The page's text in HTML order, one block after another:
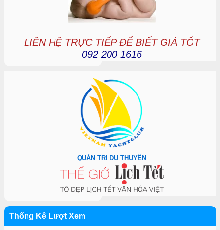
LIÊN HỆ TRỰC TIẾP ĐỂ BIẾT GIÁ TỐT
092 200 1616
QUẢN TRỊ DU THUYỀN
Thống Kê Lượt Xem